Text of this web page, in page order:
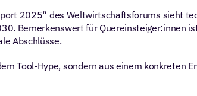
2025“ des Weltwirtschaftsforums sieht
Bemerkenswert für Quereinsteiger:innen
Abschlüsse.
Tool-Hype, sondern aus einem konkreten